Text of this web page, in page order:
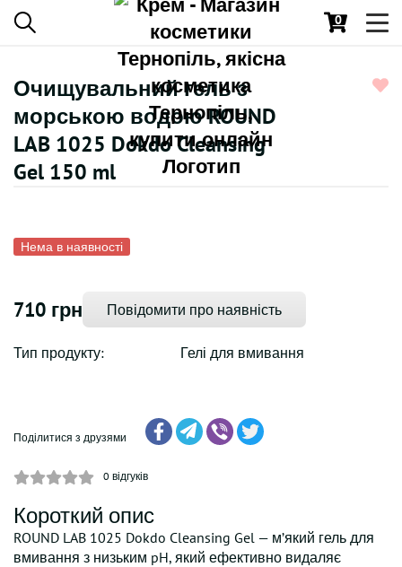
0
Очищувальний гель з
морською водою ROUND
LAB 1025 Dokdo Cleansing
Gel 150 ml
Нема в наявності
710 грн Повідомити про наявність
Тип продукту: Гелі для вмивання
Поділитися з друзями
0 відгуків
Короткий опис
ROUND LAB 1025 Dokdo Cleansing Gel — м’який гель для
вмивання з низьким pH, який ефективно видаляє